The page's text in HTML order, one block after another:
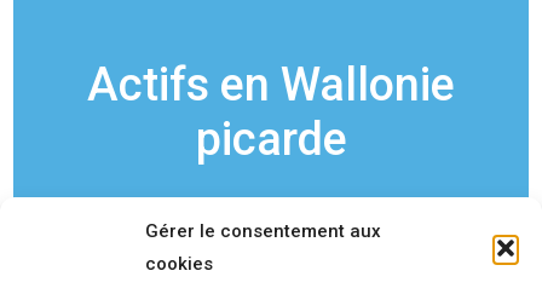
Gérer le consentement aux
cookies
Actifs en Wallonie
picarde
toutes vos questions et vous offrir un devis
gratuit. Nous sommes principalement actifs en